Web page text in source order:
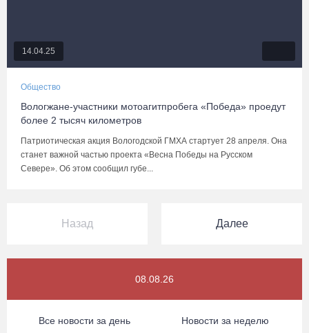
14.04.25
Общество
Вологжане-участники мотоагитпробега «Победа» проедут
более 2 тысяч километров
Патриотическая акция Вологодской ГМХА стартует 28 апреля. Она
станет важной частью проекта «Весна Победы на Русском
Севере». Об этом сообщил губе...
Назад Далее
08.08.26
Все новости за день Новости за неделю